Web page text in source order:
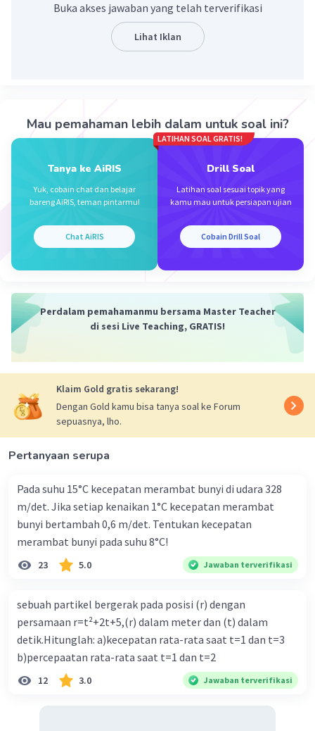
Beri Rating·0.0(0) Balas
Iklan
Buka akses jawaban yang telah terverifikasi
Lihat Iklan
Mau pemahaman lebih dalam untuk soal ini?
Tanya ke AiRIS
Yuk, cobain chat dan belajar
bareng AiRIS, teman pintarmu!
Chat AiRIS
LATIHAN SOAL GRATIS!
Drill Soal
Latihan soal sesuai topik yang
kamu mau untuk persiapan ujian
Cobain Drill Soal
Perdalam pemahamanmu bersama Master Teacher
di sesi Live Teaching, GRATIS!
Klaim Gold gratis sekarang!
Dengan Gold kamu bisa tanya soal ke Forum
sepuasnya, lho.
Pertanyaan serupa
Pada suhu 15°C kecepatan merambat bunyi di udara 328
m/det. Jika setiap kenaikan 1°C kecepatan merambat
bunyi bertambah 0,6 m/det. Tentukan kecepatan
merambat bunyi pada suhu 8°C!
23 5.0 Jawaban terverifikasi
sebuah partikel bergerak pada posisi (r) dengan
persamaan r=t²+2t+5,(r) dalam meter dan (t) dalam
detik.Hitunglah: a)kecepatan rata-rata saat t=1 dan t=3
b)percepaatan rata-rata saat t=1 dan t=2
12 3.0 Jawaban terverifikasi